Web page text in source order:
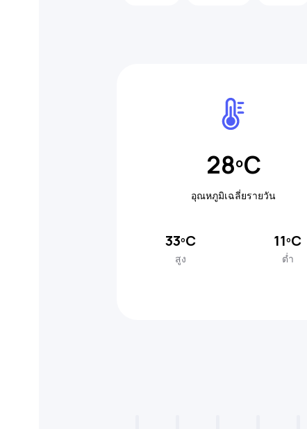
28ºC
อุณหภูมิเฉลี่ยรายวัน
33ºC
สูง
11ºC
ต่ำ